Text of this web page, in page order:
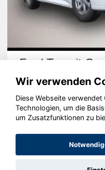
Ford Transit
©
Wir verwenden
Diese Webseite
Technologien, um die
um Zusatzfunktionen zu